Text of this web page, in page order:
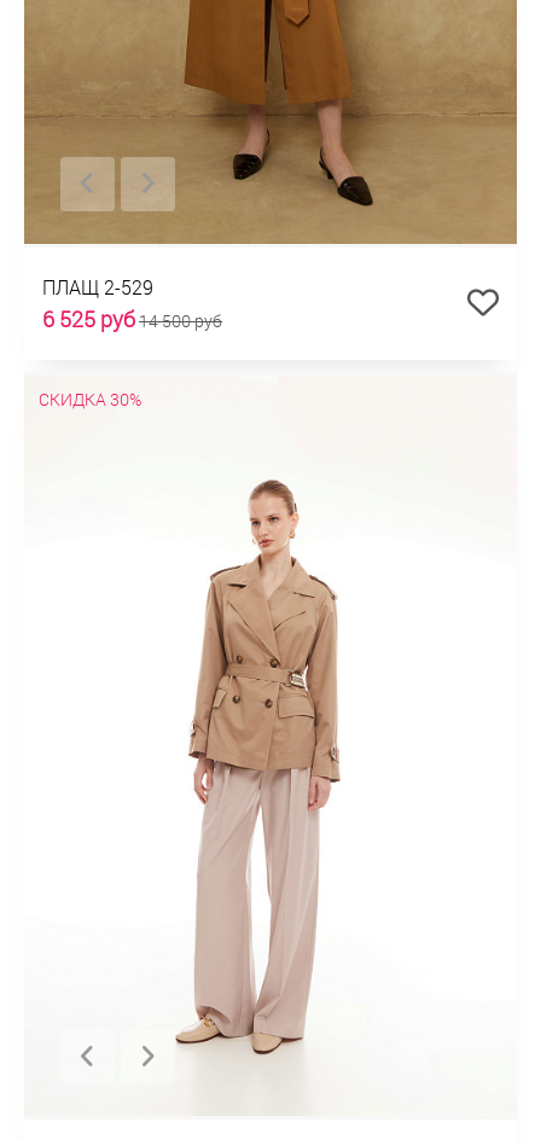
ПЛАЩ 2-529
6 525 руб14 500 руб
СКИДКА 30%